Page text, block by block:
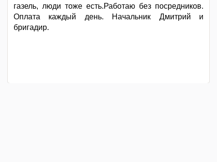
газель, люди тоже есть.Работаю без посредников.
Оплата каждый день. Начальник Дмитрий и
бригадир.